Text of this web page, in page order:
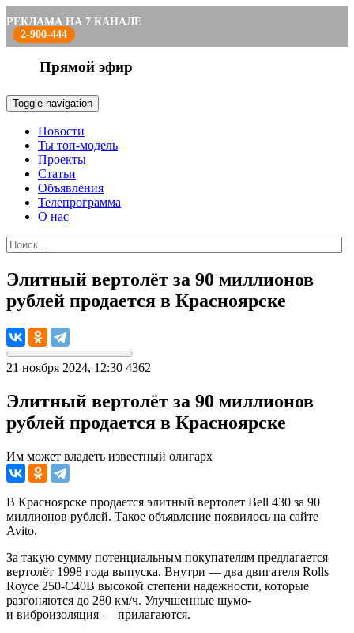
РЕКЛАМА НА 7 КАНАЛЕ
2-900-444
Прямой эфир
Toggle navigation
Новости
Ты топ-модель
Проекты
Статьи
Объявления
Телепрограмма
О нас
Элитный вертолёт за 90 миллионов
рублей продается в Красноярске
21 ноября 2024, 12:30 4362
Элитный вертолёт за 90 миллионов
рублей продается в Красноярске
Им может владеть известный олигарх
В Красноярске продается элитный вертолет Bell 430 за 90
миллионов рублей. Такое объявление появилось на сайте
Avito.
За такую сумму потенциальным покупателям предлагается
вертолёт 1998 года выпуска. Внутри — два двигателя Rolls
Royce 250-C40B высокой степени надежности, которые
разгоняются до 280 км/ч. Улучшенные шумо-
и виброизоляция — прилагаются.